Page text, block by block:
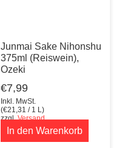
Junmai Sake Nihonshu
375ml (Reiswein),
Ozeki
€7,99
Inkl. MwSt.
(€21,31 / 1 L)
zzgl.Versand
In den Warenkorb